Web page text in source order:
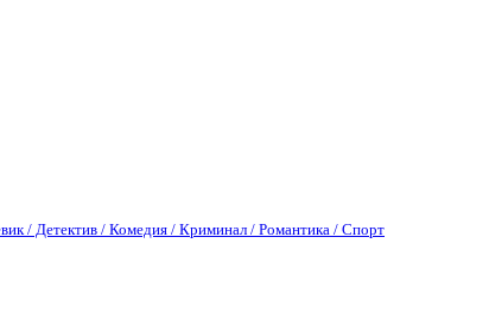
/ Детектив / Комедия / Криминал / Романтика / Спорт